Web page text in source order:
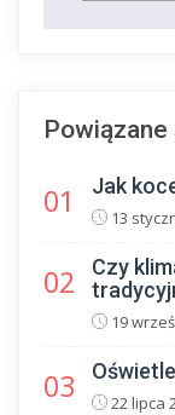
Powiązane
01 Jak
13
02
Czy
19
03 22 lipca